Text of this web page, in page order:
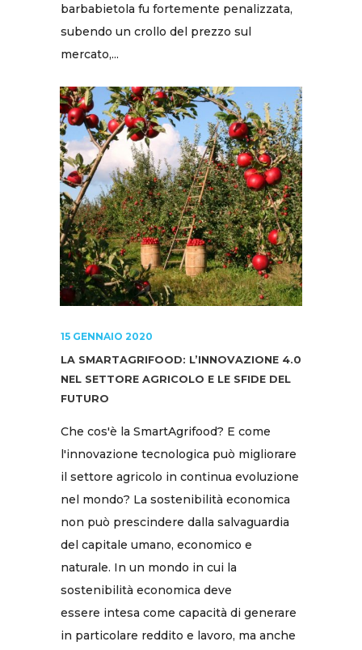
barbabietola fu fortemente penalizzata,
subendo un crollo del prezzo sul
mercato,...
15 GENNAIO 2020
LA SMARTAGRIFOOD: L’INNOVAZIONE 4.0
NEL SETTORE AGRICOLO E LE SFIDE DEL
FUTURO
Che cos'è la SmartAgrifood? E come
l'innovazione tecnologica può migliorare
il settore agricolo in continua evoluzione
nel mondo? La sostenibilità economica
non può prescindere dalla salvaguardia
del capitale umano, economico e
naturale. In un mondo in cui la
sostenibilità economica deve
essere intesa come capacità di generare
in particolare reddito e lavoro, ma anche